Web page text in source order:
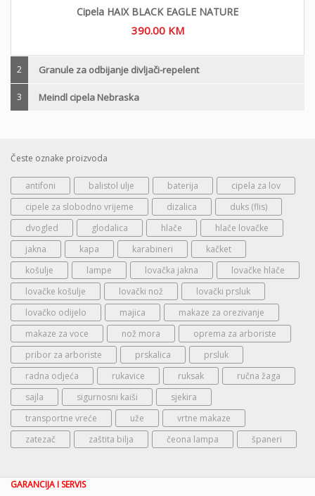
Cipela HAIX BLACK EAGLE NATURE
390.00 KM
2 Granule za odbijanje divljači-repelent
3 Meindl cipela Nebraska
Česte oznake proizvoda
antifoni balistol ulje baterija
cipela za lov
cipele za slobodno vrijeme
dizalica
duks (flis)
dvogled
glodalica hlače
hlače lovačke
jakna
kapa karabineri
kačket
košulje
lampe lovačka jakna
lovačke hlače
lovačke košulje
lovački nož
lovački prsluk
lovačko odijelo
majica
makaze za orezivanje
makaze za voce
nož mora
oprema za arboriste
pribor za arboriste
prskalica
prsluk
radna odjeća
rukavice ruksak
ručna žaga
sajla
sigurnosni kaiši
sjekira
transportne vreće
uže
vrtne makaze
zatezač
zaštita bilja čeona lampa španeri
GARANCIJA I SERVIS